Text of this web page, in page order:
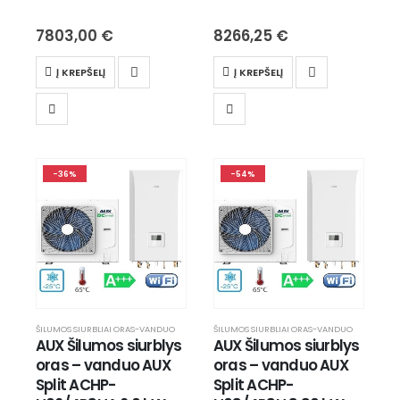
7803,00 €
Į KREPŠELĮ
8266,25 €
Į KREPŠELĮ
-36%
ŠILUMOS SIURBLIAI ORAS-VANDUO
AUX Šilumos siurblys
oras – vanduo AUX
Split ACHP-
-54%
ŠILUMOS SIURBLIAI ORAS-VANDUO
AUX Šilumos siurblys
oras – vanduo AUX
Split ACHP-